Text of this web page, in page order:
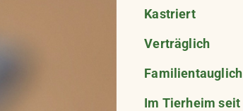
Kastriert
Verträglich
Familientauglich
Im Tierheim seit